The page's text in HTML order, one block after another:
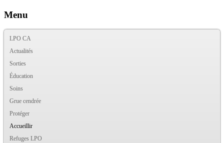
Menu
LPO CA
Actualités
Sorties
Éducation
Soins
Grue cendrée
Protéger
Accueillir
Refuges LPO